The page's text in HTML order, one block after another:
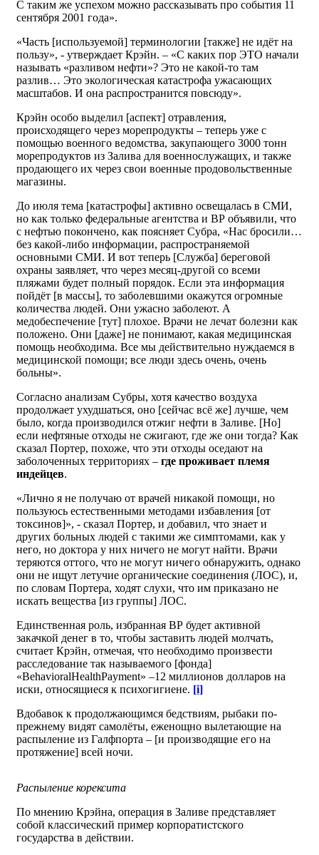
С таким же успехом можно рассказывать про события 11
сентября 2001 года».
«Часть [используемой] терминологии [также] не идёт на
пользу», - утверждает Крэйн. – «С каких пор ЭТО начали
называть «разливом нефти»? Это не какой-то там
разлив… Это экологическая катастрофа ужасающих
масштабов. И она распространится повсюду».
Крэйн особо выделил [аспект] отравления,
происходящего через морепродукты – теперь уже с
помощью военного ведомства, закупающего 3000 тонн
морепродуктов из Залива для военнослужащих, и также
продающего их через свои военные продовольственные
магазины.
До июля тема [катастрофы] активно освещалась в СМИ,
но как только федеральные агентства и ВР объявили, что
с нефтью покончено, как поясняет Субра, «Нас бросили…
без какой-либо информации, распространяемой
основными СМИ. И вот теперь [Служба] береговой
охраны заявляет, что через месяц-другой со всеми
пляжами будет полный порядок. Если эта информация
пойдёт [в массы], то заболевшими окажутся огромные
количества людей. Они ужасно заболеют. А
медобеспечение [тут] плохое. Врачи не лечат болезни как
положено. Они [даже] не понимают, какая медицинская
помощь необходима. Все мы действительно нуждаемся в
медицинской помощи; все люди здесь очень, очень
больны».
Согласно анализам Субры, хотя качество воздуха
продолжает ухудшаться, оно [сейчас всё же] лучше, чем
было, когда производился отжиг нефти в Заливе. [Но]
если нефтяные отходы не сжигают, где же они тогда? Как
сказал Портер, похоже, что эти отходы оседают на
заболоченных территориях – где проживает племя
индейцев.
«Лично я не получаю от врачей никакой помощи, но
пользуюсь естественными методами избавления [от
токсинов]», - сказал Портер, и добавил, что знает и
других больных людей с такими же симптомами, как у
него, но доктора у них ничего не могут найти. Врачи
теряются оттого, что не могут ничего обнаружить, однако
они не ищут летучие органические соединения (ЛОС), и,
по словам Портера, ходят слухи, что им приказано не
искать вещества [из группы] ЛОС.
Единственная роль, избранная ВР будет активной
закачкой денег в то, чтобы заставить людей молчать,
считает Крэйн, отмечая, что необходимо произвести
расследование так называемого [фонда]
«BehavioralHealthPayment» –12 миллионов долларов на
иски, относящиеся к психогигиене. [i]
Вдобавок к продолжающимся бедствиям, рыбаки по-
прежнему видят самолёты, еженощно вылетающие на
распыление из Галфпорта – [и производящие его на
протяжение] всей ночи.
Распыление корексита
По мнению Крэйна, операция в Заливе представляет
собой классический пример корпоратистского
государства в действии.